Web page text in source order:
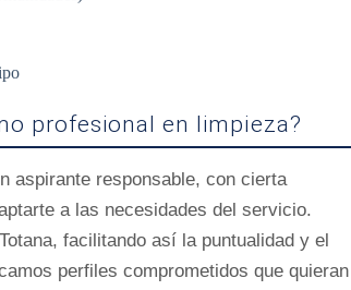
profesional en limpieza?
aspirante responsable, con cierta
a las necesidades del servicio.
facilitando así la puntualidad y el
perfiles comprometidos que quieran